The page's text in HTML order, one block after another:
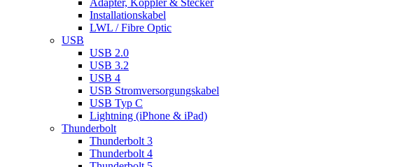
Adapter, Koppler & Stecker
Installationskabel
LWL / Fibre Optic
USB
USB 2.0
USB 3.2
USB 4
USB Stromversorgungskabel
USB Typ C
Lightning (iPhone & iPad)
Thunderbolt
Thunderbolt 3
Thunderbolt 4